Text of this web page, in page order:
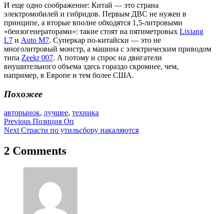
И еще одно соображение: Китай — это страна
электромобилей и гибридов. Первым ДВС не нужен в
принципе, а вторые вполне обходятся 1,5-литровыми
«бензогенераторами»: такие стоят на пятиметровых Lixiang
L7 и Auto M7. Суперкар по-китайски — это не
многолитровый монстр, а машина с электрическим приводом
типа Zeekr 007. А потому и спрос на двигатели
внушительного объема здесь гораздо скромнее, чем,
например, в Европе и тем более США.
Похожее
авторынок, лучшее, техника
Навигация
по
записям
Previous Позиция Оп
Next Страсти по утильсбору накаляются
2 Comments